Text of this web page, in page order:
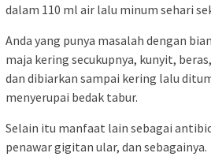
dalam 110 ml air lalu minum sehari
Anda yang punya masalah dengan
maja kering secukupnya, kunyit,
dan dibiarkan sampai kering lalu
menyerupai bedak tabur.
Selain itu manfaat lain sebagai
penawar gigitan ular, dan sebagainya.